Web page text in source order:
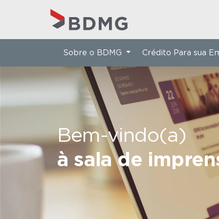
Bem-vindo(a)
à sala de
Sobre o BDMG Crédito Para sua